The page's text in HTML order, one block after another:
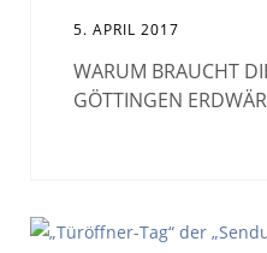
5. APRIL 2017
WARUM BRAUCHT
GÖTTINGEN